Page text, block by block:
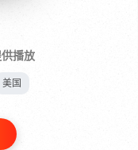
播放
美国